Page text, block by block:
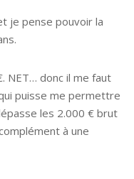
je pense pouvoir la
NET… donc il me faut
puisse me permettre
les 2.000 € brut
à une